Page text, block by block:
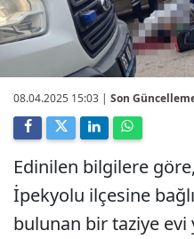
08.04.2025 15:03 | Son
Edinilen bilgilere
İpekyolu ilçesine
bulunan bir taziye evi